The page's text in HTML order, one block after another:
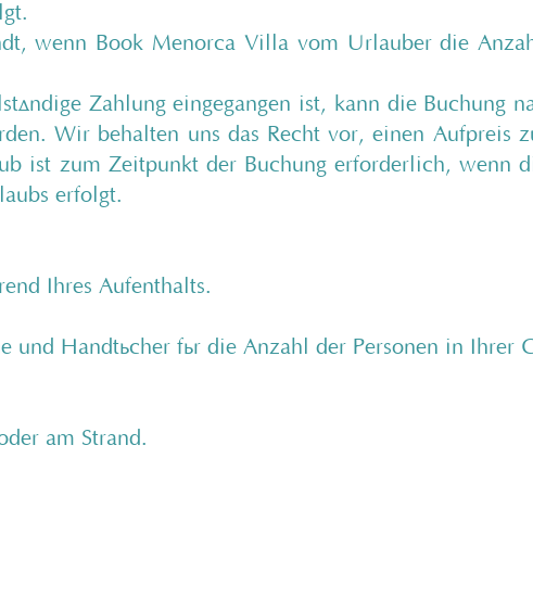
wenn Book Menorca Villa vom Urlauber die
Zahlung eingegangen ist, kann die Buchung
Wir behalten uns das Recht vor, einen Aufpreis
ist zum Zeitpunkt der Buchung erforderlich, wenn
erfolgt.
Ihres Aufenthalts.
und Handtücher für die Anzahl der Personen in Ihrer
am Strand.